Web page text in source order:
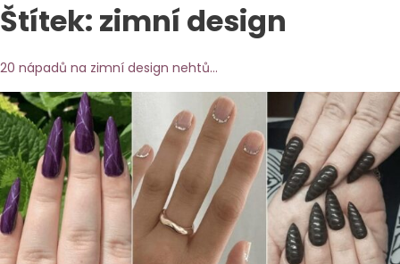
Štítek: zimní design
20 nápadů na zimní design nehtů…